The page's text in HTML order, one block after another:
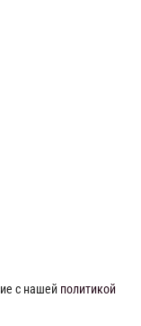
с нашей политикой